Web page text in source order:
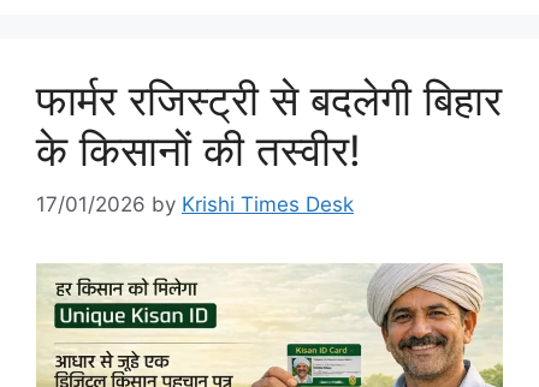
फार्मर रजिस्ट्री से बदलेगी बिहार
के किसानों की तस्वीर!
17/01/2026 by Krishi Times Desk